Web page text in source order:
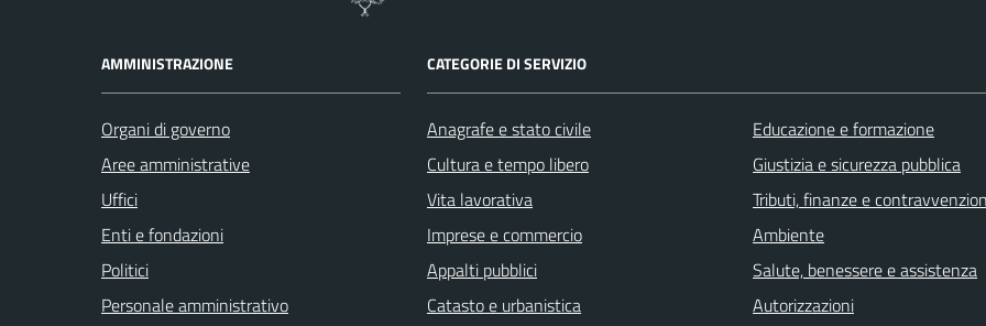
AMMINISTRAZIONE
Organi di governo
Aree amministrative
Uffici
Enti e fondazioni
Politici
Personale amministrativo
CATEGORIE DI SERVIZIO
Anagrafe e stato civile
Cultura e tempo libero
Vita lavorativa
Imprese e commercio
Appalti pubblici
Catasto e urbanistica
Educazione e formazione
Giustizia e sicurezza pubblica
Tributi, finanze e
Ambiente
Salute, benessere e assistenza
Autorizzazioni